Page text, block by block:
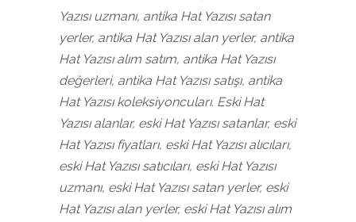
Yazısı uzmanı, antika Hat Yazısı satan
yerler, antika Hat Yazısı alan yerler, antika
Hat Yazısı alım satım, antika Hat Yazısı
değerleri, antika Hat Yazısı satışı, antika
Hat Yazısı koleksiyoncuları. Eski Hat
Yazısı alanlar, eski Hat Yazısı satanlar, eski
Hat Yazısı fiyatları, eski Hat Yazısı alıcıları,
eski Hat Yazısı satıcıları, eski Hat Yazısı
uzmanı, eski Hat Yazısı satan yerler, eski
Hat Yazısı alan yerler, eski Hat Yazısı alım